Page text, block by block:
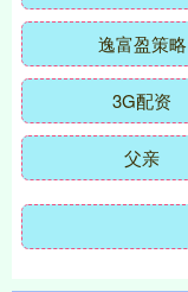
逸富盈策略
3G配资
父亲